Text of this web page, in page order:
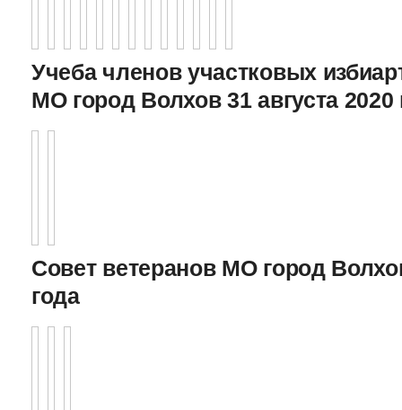
Учеба членов участковых
МО город Волхов 31 августа 2020
Совет ветеранов МО город
года